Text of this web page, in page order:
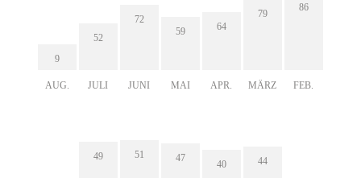
9
AUG.
52
JULI
72
JUNI
59
MAI
64
APR.
79
MÄRZ
86
FEB.
49 51 47
40 44